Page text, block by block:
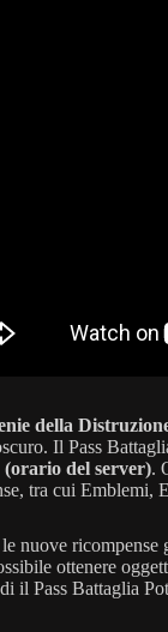
della
Il Pass
(orario del server).
tra cui Emblemi,
nuove ricompense
ottenere
il Pass Battaglia